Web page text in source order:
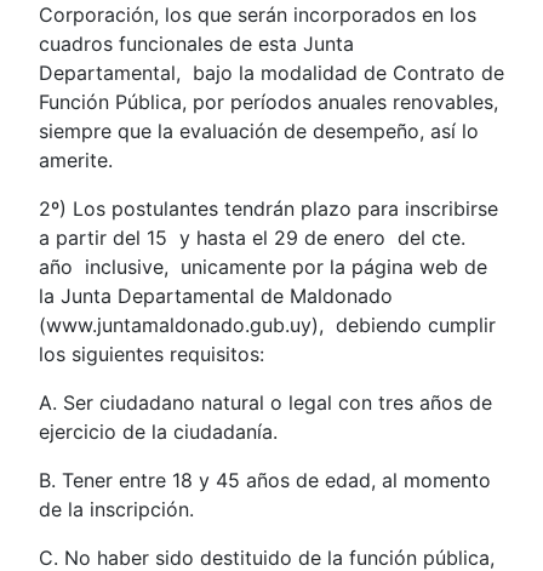
Corporación, los que serán incorporados en los
cuadros funcionales de esta Junta
Departamental, bajo la modalidad de Contrato de
Función Pública, por períodos anuales renovables,
siempre que la evaluación de desempeño, así lo
amerite.
2º) Los postulantes tendrán plazo para inscribirse
a partir del 15 y hasta el 29 de enero del cte.
año inclusive, unicamente por la página web de
la Junta Departamental de Maldonado
(www.juntamaldonado.gub.uy), debiendo cumplir
los siguientes requisitos:
A. Ser ciudadano natural o legal con tres años de
ejercicio de la ciudadanía.
B. Tener entre 18 y 45 años de edad, al momento
de la inscripción.
C. No haber sido destituido de la función pública,